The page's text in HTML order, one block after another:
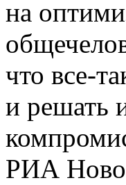
на
что все-
и решать
РИА